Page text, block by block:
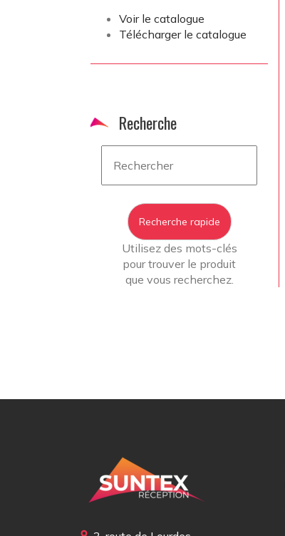
Voir le catalogue
Télécharger le catalogue
Recherche
Recherche rapide
Utilisez des mots-clés
pour trouver le produit
que vous recherchez.